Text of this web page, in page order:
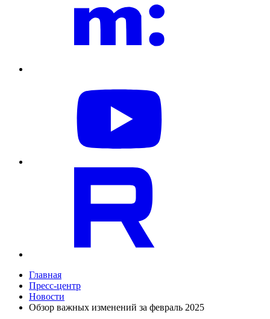
Главная
Пресс-центр
Новости
Обзор важных изменений за февраль 2025